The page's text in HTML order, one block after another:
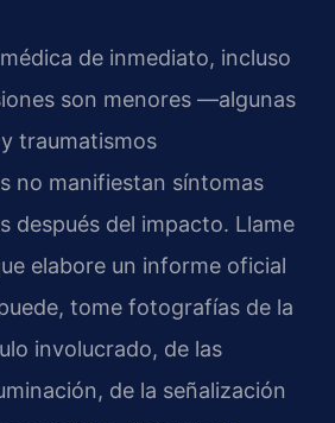
de inmediato, incluso
son menores —algunas
traumatismos
no manifiestan síntomas
después del impacto. Llame
elabore un informe oficial
tome fotografías de la
involucrado, de las
de la señalización